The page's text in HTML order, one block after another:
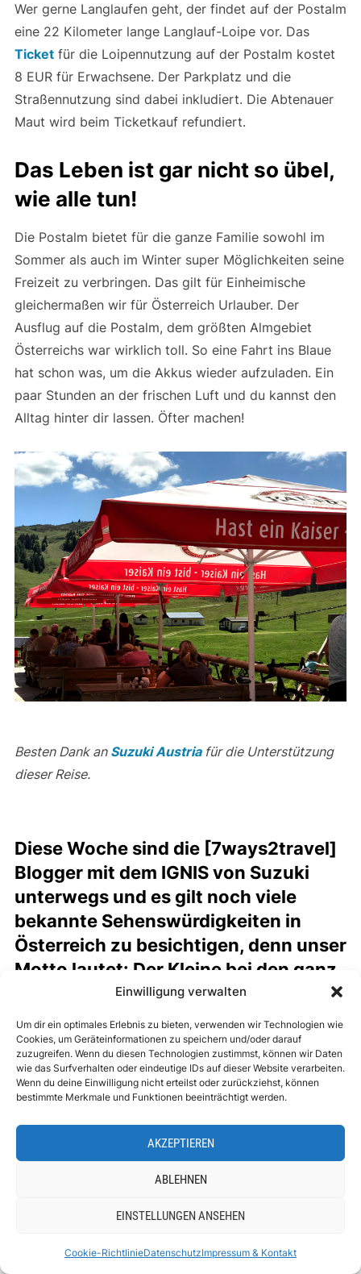
Einwilligung verwalten
Um dir ein optimales Erlebnis zu bieten, verwenden wir Technologien wie
Cookies, um Geräteinformationen zu speichern und/oder darauf
zuzugreifen. Wenn du diesen Technologien zustimmst, können wir Daten
wie das Surfverhalten oder eindeutige IDs auf dieser Website verarbeiten.
Wenn du deine Einwilligung nicht erteilst oder zurückziehst, können
bestimmte Merkmale und Funktionen beeinträchtigt werden.
AKZEPTIEREN
ABLEHNEN
EINSTELLUNGEN ANSEHEN
Cookie-RichtlinieDatenschutzImpressum & Kontakt
Wer gerne Langlaufen geht, der findet auf der Postalm
eine 22 Kilometer lange Langlauf-Loipe vor. Das
Ticketfür die Loipennutzung auf der Postalm kostet
8 EUR für Erwachsene. Der Parkplatz und die
Straßennutzung sind dabei inkludiert. Die Abtenauer
Maut wird beim Ticketkauf refundiert.
Das Leben ist gar nicht so übel,
wie alle tun!
Die Postalm bietet für die ganze Familie sowohl im
Sommer als auch im Winter super Möglichkeiten seine
Freizeit zu verbringen. Das gilt für Einheimische
gleichermaßen wir für Österreich Urlauber. Der
Ausflug auf die Postalm, dem größten Almgebiet
Österreichs war wirklich toll. So eine Fahrt ins Blaue
hat schon was, um die Akkus wieder aufzuladen. Ein
paar Stunden an der frischen Luft und du kannst den
Alltag hinter dir lassen. Öfter machen!
Besten Dank an Suzuki Austriafür die Unterstützung
dieser Reise.
Diese Woche sind die [7ways2travel]
Blogger mit dem IGNIS von Suzuki
unterwegs und es gilt noch viele
bekannte Sehenswürdigkeiten in
Österreich zu besichtigen, denn unser
Motto lautet: Der Kleine bei den ganz